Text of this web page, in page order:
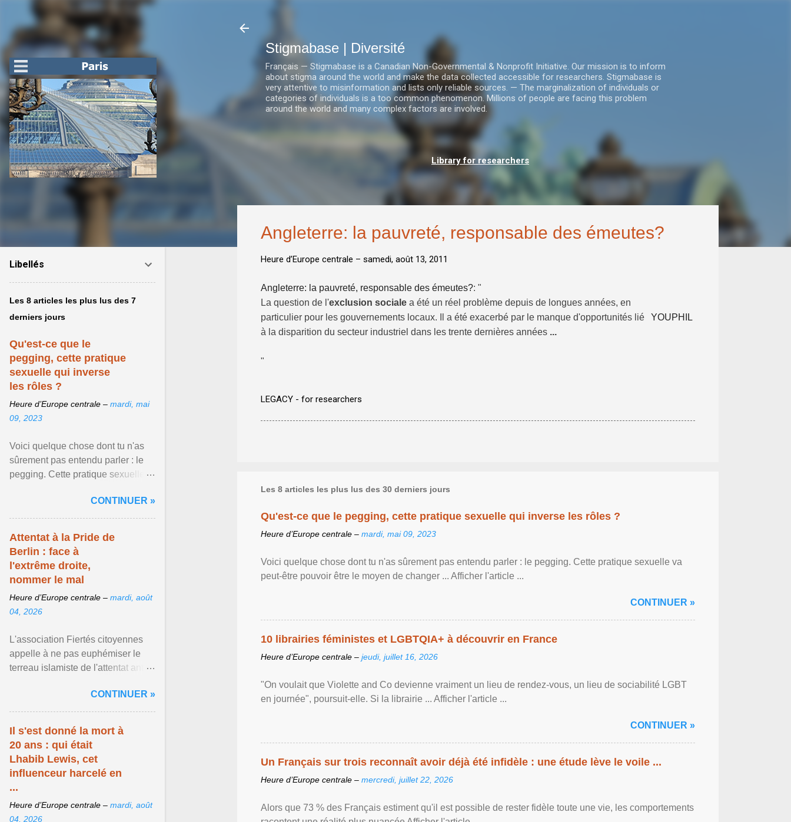
Stigmabase | Diversité
Français — Stigmabase is a Canadian Non-Governmental & Nonprofit Initiative. Our mission is to inform
about stigma around the world and make the data collected accessible for researchers. Stigmabase is
very attentive to misinformation and lists only reliable sources. — The marginalization of individuals or
categories of individuals is a too common phenomenon. Millions of people are facing this problem
around the world and many complex factors are involved.
Library for researchers
Angleterre: la pauvreté, responsable des émeutes?
Heure d’Europe centrale – samedi, août 13, 2011
Angleterre: la pauvreté, responsable des émeutes?: "
La question de l'exclusion sociale a été un réel problème depuis de longues années, en
particulier pour les gouvernements locaux. Il a été exacerbé par le manque d'opportunités lié
à la disparition du secteur industriel dans les trente dernières années ...
YOUPHIL
"
LEGACY - for researchers
Les 8 articles les plus lus des 30 derniers jours
Qu'est-ce que le pegging, cette pratique sexuelle qui inverse les rôles ?
Heure d’Europe centrale – mardi, mai 09, 2023
Voici quelque chose dont tu n'as sûrement pas entendu parler : le pegging. Cette pratique sexuelle va
peut-être pouvoir être le moyen de changer ... Afficher l'article ...
CONTINUER »
10 librairies féministes et LGBTQIA+ à découvrir en France
Heure d’Europe centrale – jeudi, juillet 16, 2026
"On voulait que Violette and Co devienne vraiment un lieu de rendez-vous, un lieu de sociabilité LGBT
en journée", poursuit-elle. Si la librairie ... Afficher l'article ...
CONTINUER »
Un Français sur trois reconnaît avoir déjà été infidèle : une étude lève le voile ...
Heure d’Europe centrale – mercredi, juillet 22, 2026
Alors que 73 % des Français estiment qu'il est possible de rester fidèle toute une vie, les comportements
Libellés
Les 8 articles les plus lus des 7
derniers jours
Qu'est-ce que le
pegging, cette pratique
sexuelle qui inverse
les rôles ?
Heure d’Europe centrale – mardi, mai
09, 2023
Voici quelque chose dont tu n'as
sûrement pas entendu parler : le
pegging. Cette pratique sexuelle
de changer ... Afficher l'article ...
CONTINUER »
Attentat à la Pride de
Berlin : face à
l'extrême droite,
nommer le mal
Heure d’Europe centrale – mardi, août
04, 2026
L'association Fiertés citoyennes
appelle à ne pas euphémiser le
terreau islamiste de l'attentat anti-
de Berlin ... Afficher l'article ...
CONTINUER »
Il s'est donné la mort à
20 ans : qui était
Lhabib Lewis, cet
influenceur harcelé en
...
Heure d’Europe centrale – mardi, août
04, 2026